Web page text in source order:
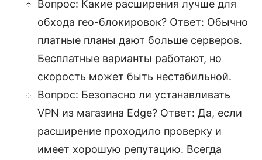
Вопрос: Какие расширения лучше для
обхода гео-блокировок? Ответ: Обычно
платные планы дают больше серверов.
Бесплатные варианты работают, но
скорость может быть нестабильной.
Вопрос: Безопасно ли устанавливать
VPN из магазина Edge? Ответ: Да, если
расширение проходило проверку и
имеет хорошую репутацию. Всегда